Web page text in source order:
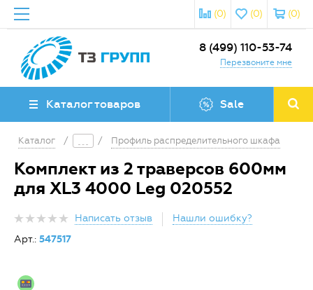
(0)
(0)
(0)
8 (499) 110-53-74
Перезвоните мне
Каталог товаров Sale
Каталог / / Профиль распределительного шкафа
Комплект из 2 траверсов 600мм
для XL3 4000 Leg 020552
Написать отзыв
Нашли ошибку?
Арт.: 547517